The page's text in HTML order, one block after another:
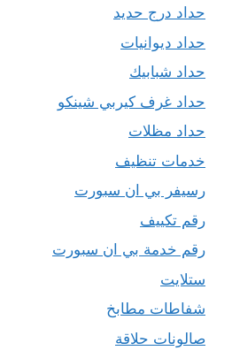
حداد درج حديد
حداد ديوانيات
حداد شبابيك
حداد غرف كيربي شينكو
حداد مظلات
خدمات تنظيف
رسيفر بي ان سبورت
رقم تكييف
رقم خدمة بي ان سبورت
ستلايت
شفاطات مطابخ
صالونات حلاقة